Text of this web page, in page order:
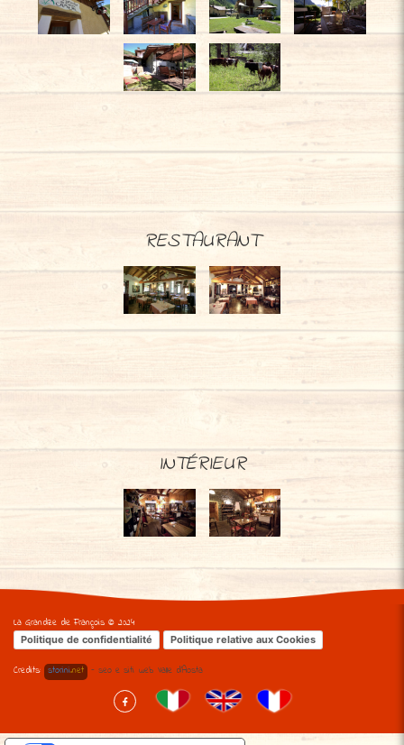
RESTAURANT
INTÉRIEUR
La Grandze de François © 2024
Politique de confidentialité Politique relative aux Cookies
Credits: storini.net - seo e siti web Valle d'Aosta